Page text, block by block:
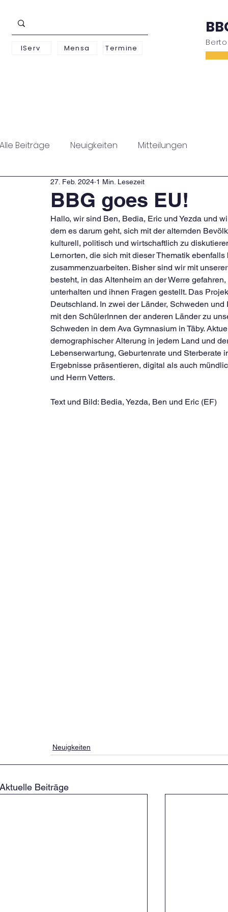
IServ Mensa Termine
Alle Beiträge Neuigkeiten Mitteilungen
BBG goes EU!
27. Feb. 2024 1 Min. Lesezeit
Hallo, wir sind Ben, Bedia, Eric und Yezda und
dem es darum geht, sich mit der alternden
kulturell, politisch und wirtschaftlich zu
Lernorten, die sich mit dieser Thematik
zusammenzuarbeiten. Bisher sind wir mit
besteht, in das Altenheim an der Werre
unterhalten und ihnen Fragen gestellt. Das
Deutschland. In zwei der Länder, Schweden
mit den SchülerInnen der anderen Länder zu
Schweden in dem Ava Gymnasium in Täby.
demographischer Alterung in jedem Land und
Lebenserwartung, Geburtenrate und
Ergebnisse präsentieren, digital als auch
und Herrn Vetters.
Text und Bild: Bedia, Yezda, Ben und Eric (EF)
Neuigkeiten
Aktuelle Beiträge